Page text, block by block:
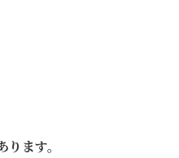
ます。